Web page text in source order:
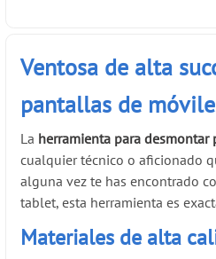
Ventosa de alta
pantallas de
La herramienta para
cualquier técnico o aficionado
alguna vez te has encontrado
tablet, esta herramienta es
Materiales de alta